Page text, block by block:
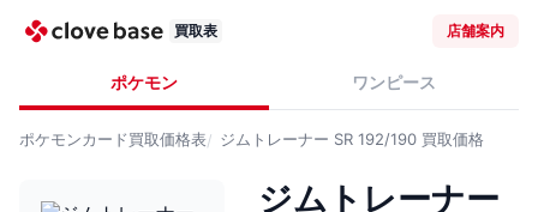
買取表 店舗案内
ポケモン ワンピース
ポケモンカード買取価格表 ジムトレーナー SR 192/190 買取価格
ジムトレーナー